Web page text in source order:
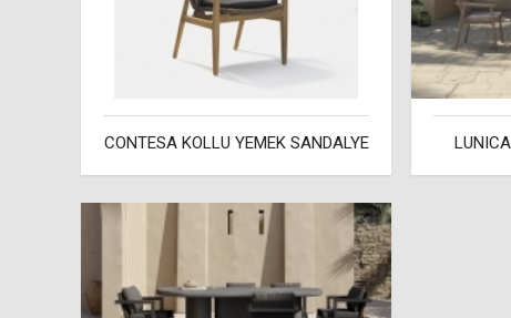
CONTESA KOLLU YEMEK SANDALYE